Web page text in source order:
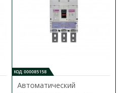
КОД: 000085158
Автоматический